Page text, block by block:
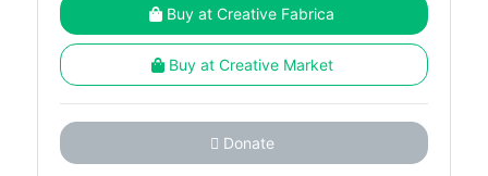
Buy at Creative Fabrica
Buy at Creative Market
Donate